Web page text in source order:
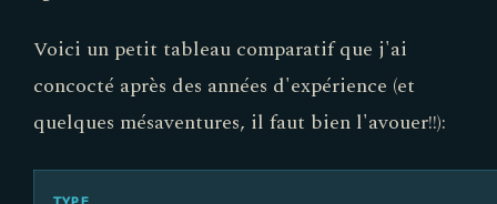
Voici un petit tableau comparatif que j'ai
concocté après des années d'expérience (et
quelques mésaventures, il faut bien l'avouer!!):
TYPE